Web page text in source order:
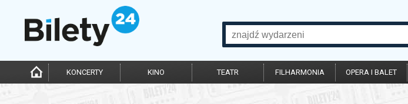
KONCERTY KINO TEATR FILHARMONIA OPERA I BALET